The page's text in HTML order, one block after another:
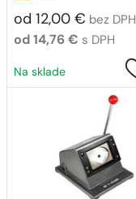
od 12,00 € bez DPH
od 14,76 € s DPH
Na sklade